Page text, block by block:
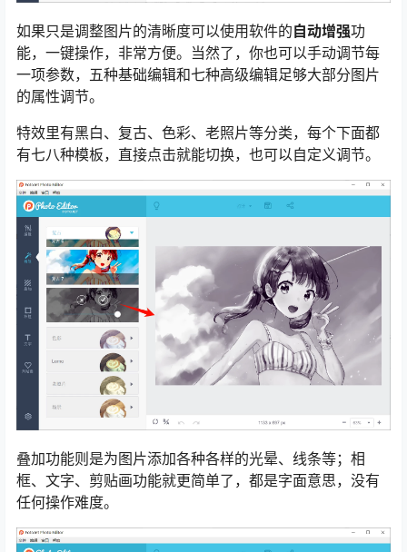
如果只是调整图片的清晰度可以使用软件的自动增强功
能，一键操作，非常方便。当然了，你也可以手动调节每
一项参数，五种基础编辑和七种高级编辑足够大部分图片
的属性调节。
特效里有黑白、复古、色彩、老照片等分类，每个下面都
有七八种模板，直接点击就能切换，也可以自定义调节。
叠加功能则是为图片添加各种各样的光晕、线条等；相
框、文字、剪贴画功能就更简单了，都是字面意思，没有
任何操作难度。